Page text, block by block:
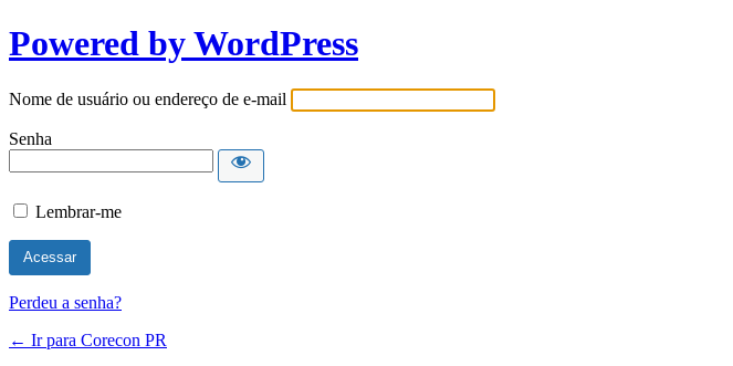
Powered by WordPress
Nome de usuário ou endereço de e-mail
Senha
Lembrar-me
Perdeu a senha?
← Ir para Corecon PR